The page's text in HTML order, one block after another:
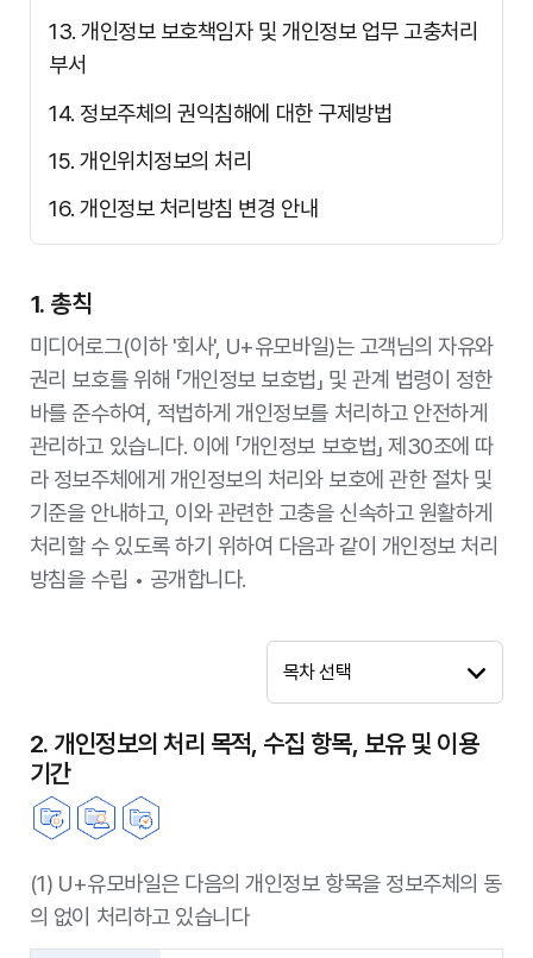
13. 개인정보 보호책임자 및 개인정보 업무 고충처리
부서
14. 정보주체의 권익침해에 대한 구제방법
15. 개인위치정보의 처리
16. 개인정보 처리방침 변경 안내
1. 총칙
미디어로그(이하 '회사', U+유모바일)는 고객님의 자유와
권리 보호를 위해 「개인정보 보호법」 및 관계 법령이 정한
바를 준수하여, 적법하게 개인정보를 처리하고 안전하게
관리하고 있습니다. 이에 「개인정보 보호법」 제30조에 따
라 정보주체에게 개인정보의 처리와 보호에 관한 절차 및
기준을 안내하고, 이와 관련한 고충을 신속하고 원활하게
처리할 수 있도록 하기 위하여 다음과 같이 개인정보 처리
방침을 수립 • 공개합니다.
목차 선택
2. 개인정보의 처리 목적, 수집 항목, 보유 및 이용
기간
(1) U+유모바일은 다음의 개인정보 항목을 정보주체의 동
의 없이 처리하고 있습니다